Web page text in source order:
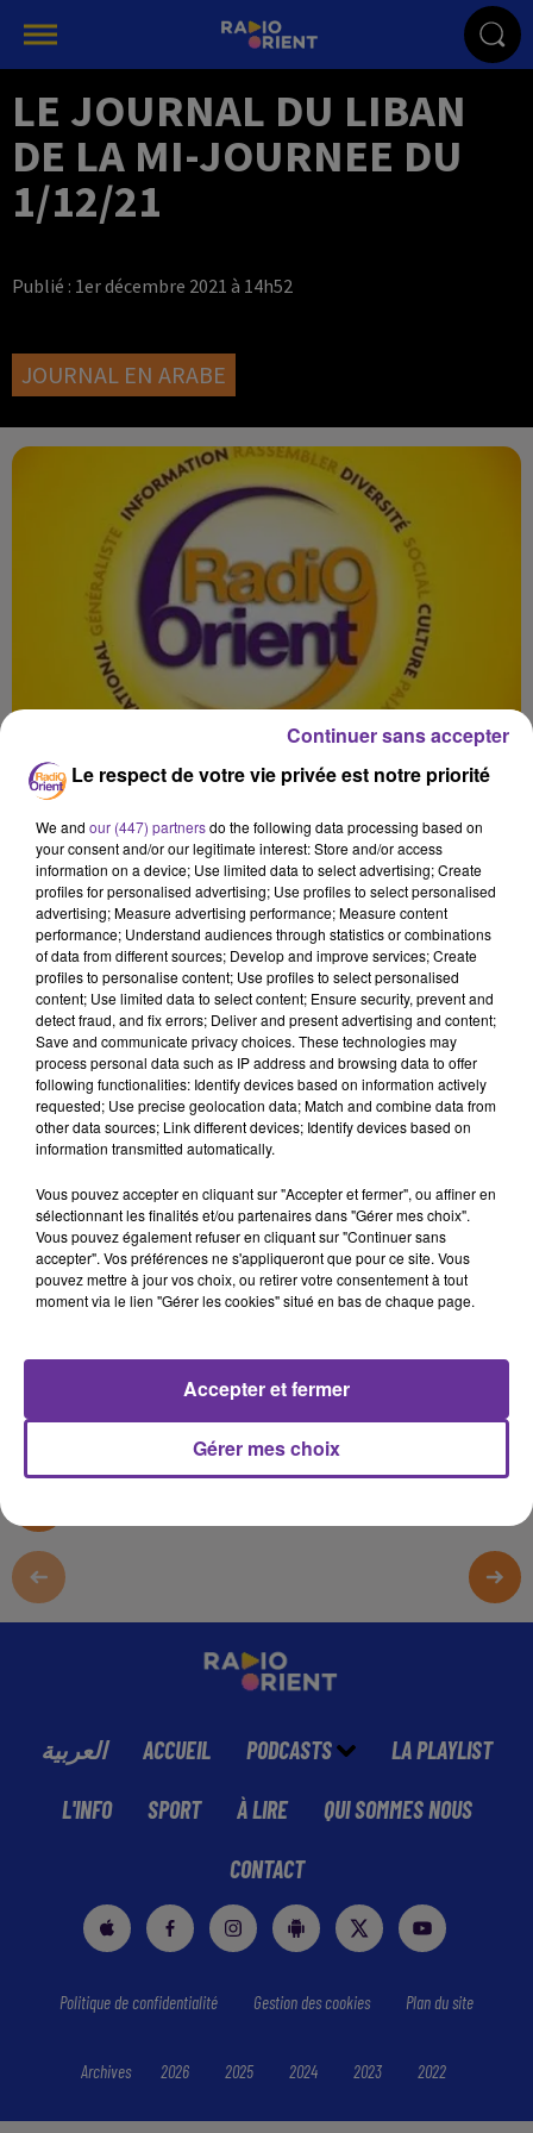
LE JOURNAL DU LIBAN
DE LA MI-JOURNEE DU
1/12/21
Publié : 1er décembre 2021 à 14h52
JOURNAL EN ARABE
Liban
1er décembre 2021 - 19 min 24 sec
1/12/21
LB
JOURNAL EN LANGUE ARABE
العربية ACCUEIL PODCASTS LA PLAYLIST
L'INFO SPORT À LIRE QUI SOMMES NOUS
CONTACT
Politique de confidentialité Gestion des cookies Plan du site
Archives 2026 2025 2024 2023 2022
Le respect de votre vie privée est notre priorité
We and our (447) partnersdo the following data processing based on
your consent and/or our legitimate interest: Store and/or access
information on a device; Use limited data to select advertising; Create
profiles for personalised advertising; Use profiles to select personalised
advertising; Measure advertising performance; Measure content
performance; Understand audiences through statistics or combinations
of data from different sources; Develop and improve services; Create
profiles to personalise content; Use profiles to select personalised
content; Use limited data to select content; Ensure security, prevent and
detect fraud, and fix errors; Deliver and present advertising and content;
Save and communicate privacy choices. These technologies may
process personal data such as IP address and browsing data to offer
following functionalities: Identify devices based on information actively
requested; Use precise geolocation data; Match and combine data from
other data sources; Link different devices; Identify devices based on
information transmitted automatically.
Vous pouvez accepter en cliquant sur "Accepter et fermer", ou affiner en
sélectionnant les finalités et/ou partenaires dans "Gérer mes choix".
Vous pouvez également refuser en cliquant sur "Continuer sans
accepter". Vos préférences ne s'appliqueront que pour ce site. Vous
pouvez mettre à jour vos choix, ou retirer votre consentement à tout
moment via le lien "Gérer les cookies" situé en bas de chaque page.
Gérer mes choix
Accepter et fermer
Continuer sans accepter